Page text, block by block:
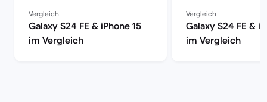
Vergleich
Galaxy S24 FE & iPhone 15
im Vergleich
Vergleich
Galaxy S24 FE &
im Vergleich